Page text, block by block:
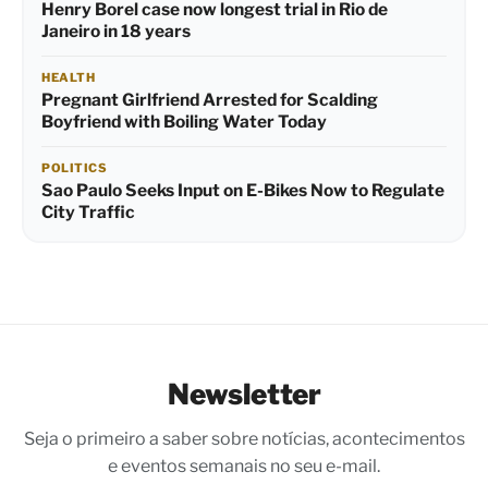
Henry Borel case now longest trial in Rio de
Janeiro in 18 years
HEALTH
Pregnant Girlfriend Arrested for Scalding
Boyfriend with Boiling Water Today
POLITICS
Sao Paulo Seeks Input on E-Bikes Now to Regulate
City Traffic
Newsletter
Seja o primeiro a saber sobre notícias, acontecimentos
e eventos semanais no seu e-mail.